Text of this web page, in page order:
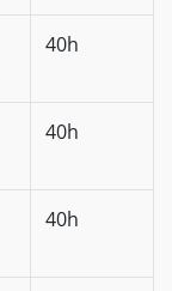
40h
40h
40h